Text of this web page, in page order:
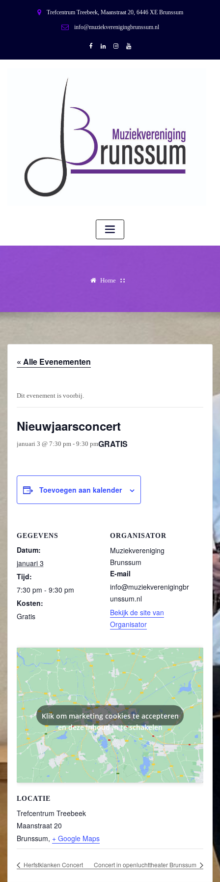
Trefcentrum Treebeek, Maanstraat 20, 6446 XE Brunssum
info@muziekverenigingbrunssum.nl
Home
« Alle Evenementen
Dit evenement is voorbij.
Nieuwjaarsconcert
januari 3 @ 7:30 pm- 9:30 pmGRATIS
Toevoegen aan kalender
GEGEVENS
Datum:
januari 3
Tijd:
7:30 pm - 9:30 pm
Kosten:
Gratis
ORGANISATOR
Muziekvereniging
Brunssum
E-mail
info@muziekverenigingbr
unssum.nl
Bekijk de site van
Organisator
LOCATIE
Trefcentrum Treebeek
Maanstraat 20
Brunssum, + Google Maps
Klik om marketing cookies te accepteren
en deze inhoud in te schakelen
Herfstklanken Concert Concert in openluchttheater Brunssum